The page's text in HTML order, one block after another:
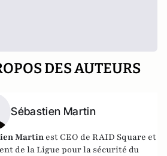
DES AUTEURS
Sébastien Martin
Martin est CEO de RAID Square et
de la Ligue pour la sécurité du